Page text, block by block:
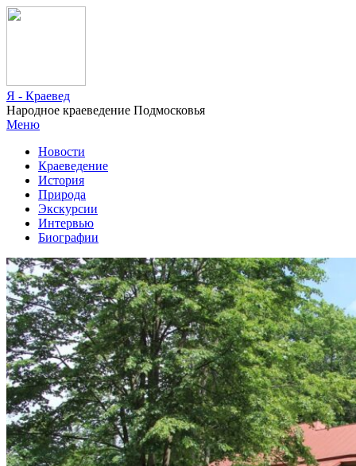
Я - Краевед
Народное краеведение Подмосковья
Меню
Новости
Краеведение
История
Природа
Экскурсии
Интервью
Биографии